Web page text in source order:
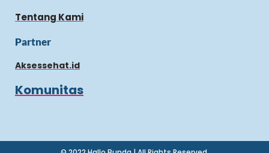
Tentang Kami
Partner
Aksessehat.id
Komunitas